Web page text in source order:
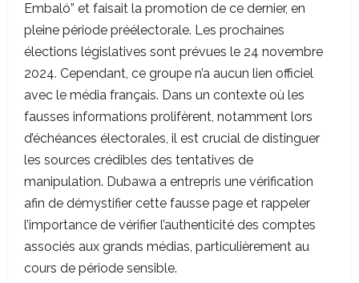
Embaló” et faisait la promotion de ce dernier, en
pleine période préélectorale. Les prochaines
élections législatives sont prévues le 24 novembre
2024. Cependant, ce groupe n’a aucun lien officiel
avec le média français. Dans un contexte où les
fausses informations prolifèrent, notamment lors
d’échéances électorales, il est crucial de distinguer
les sources crédibles des tentatives de
manipulation. Dubawa a entrepris une vérification
afin de démystifier cette fausse page et rappeler
l’importance de vérifier l’authenticité des comptes
associés aux grands médias, particulièrement au
cours de période sensible.